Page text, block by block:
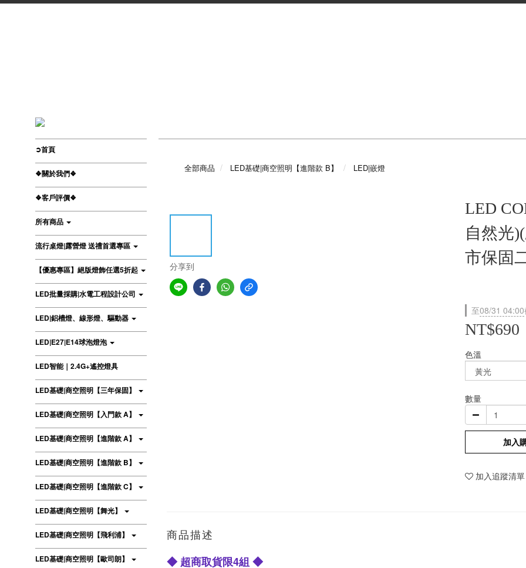
➲首頁
❖關於我們❖
❖客戶評價❖
所有商品
流行桌燈|露營燈 送禮首選專區
【優惠專區】絕版燈飾任選5折起
LED批量採購|水電工程設計公司
LED|鋁槽燈、線形燈、驅動器
LED|E27|E14球泡燈泡
LED智能｜2.4G+遙控燈具
LED基礎|商空照明【三年保固】
LED基礎|商空照明【入門款 A】
LED基礎|商空照明【進階款 A】
LED基礎|商空照明【進階款 B】
LED基礎|商空照明【進階款 C】
LED基礎|商空照明【舞光】
LED基礎|商空照明【飛利浦】
LED基礎|商空照明【歐司朗】
全部商品 LED基礎|商空照明【進階款 B】 LED|嵌燈
分享到
LED
自然光
市保固
至08/31 04:00
NT$690
色溫
數量
加入
加入追蹤清單
商品描述
◆ 超商取貨限4組 ◆